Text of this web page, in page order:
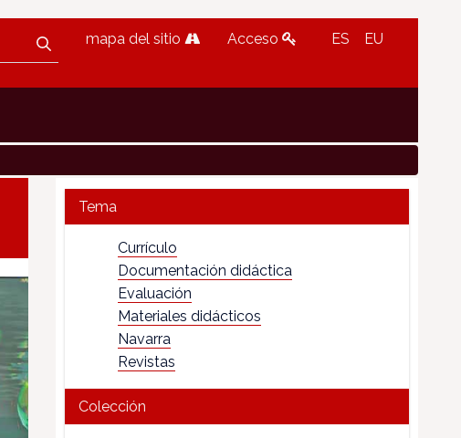
mapa del sitio Acceso ES EU
Tema
Currículo
Documentación didáctica
Evaluación
Materiales didácticos
Navarra
Revistas
Colección